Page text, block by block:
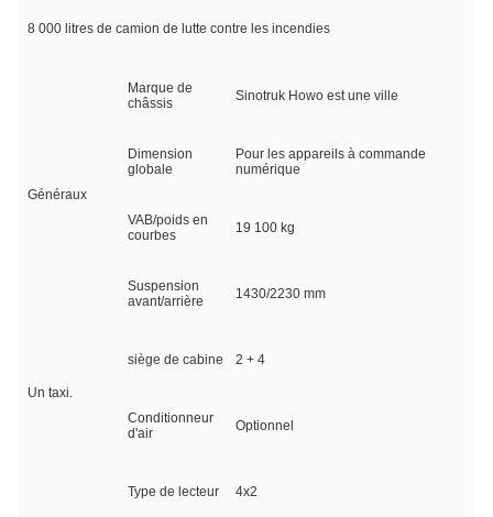
8 000 litres de camion de lutte contre les incendies
Généraux
Marque de
châssis
Sinotruk Howo est une ville
Dimension
globale
Pour les appareils à commande
numérique
VAB/poids en
courbes
19 100 kg
Suspension
avant/arrière
1430/2230 mm
Un taxi.
siège de cabine 2 + 4
Conditionneur
d'air
Optionnel
Type de lecteur 4x2